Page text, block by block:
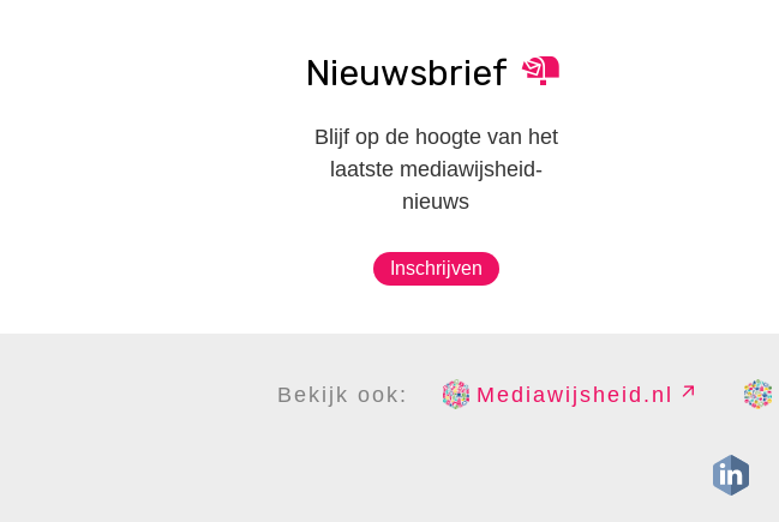
Nieuwsbrief
Blijf op de hoogte van het
laatste mediawijsheid-
nieuws
Inschrijven
Bekijk ook: Mediawijsheid.nl